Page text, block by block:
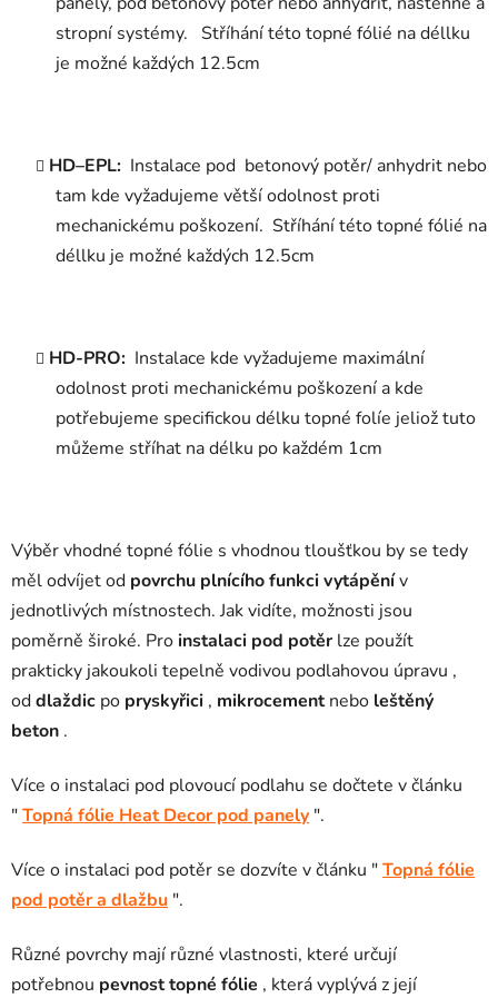
stropní systémy. Stříhání této topné fólié na déllku
je možné každých 12.5cm
HD–EPL: Instalace pod betonový potěr/ anhydrit nebo
tam kde vyžadujeme větší odolnost proti
mechanickému poškození. Stříhání této topné fólié na
déllku je možné každých 12.5cm
HD-PRO: Instalace kde vyžadujeme maximální
odolnost proti mechanickému poškození a kde
potřebujeme specifickou délku topné folíe jeliož tuto
můžeme stříhat na délku po každém 1cm
Výběr vhodné topné fólie s vhodnou tloušťkou by se tedy
měl odvíjet od povrchu plnícího funkci vytápěnív
jednotlivých místnostech. Jak vidíte, možnosti jsou
poměrně široké. Proinstalaci pod potěr lze použít
prakticky jakoukoli tepelně vodivou podlahovou úpravu ,
oddlaždic po pryskyřici , mikrocement nebo leštěný
beton .
Více o instalaci pod plovoucí podlahu se dočtete v článku
"Topná fólie Heat Decor pod panely ".
Více o instalaci pod potěr se dozvíte v článku "Topná fólie
pod potěr a dlažbu ".
Různé povrchy mají různé vlastnosti, které určují
potřebnou pevnost topné fólie , která vyplývá z její